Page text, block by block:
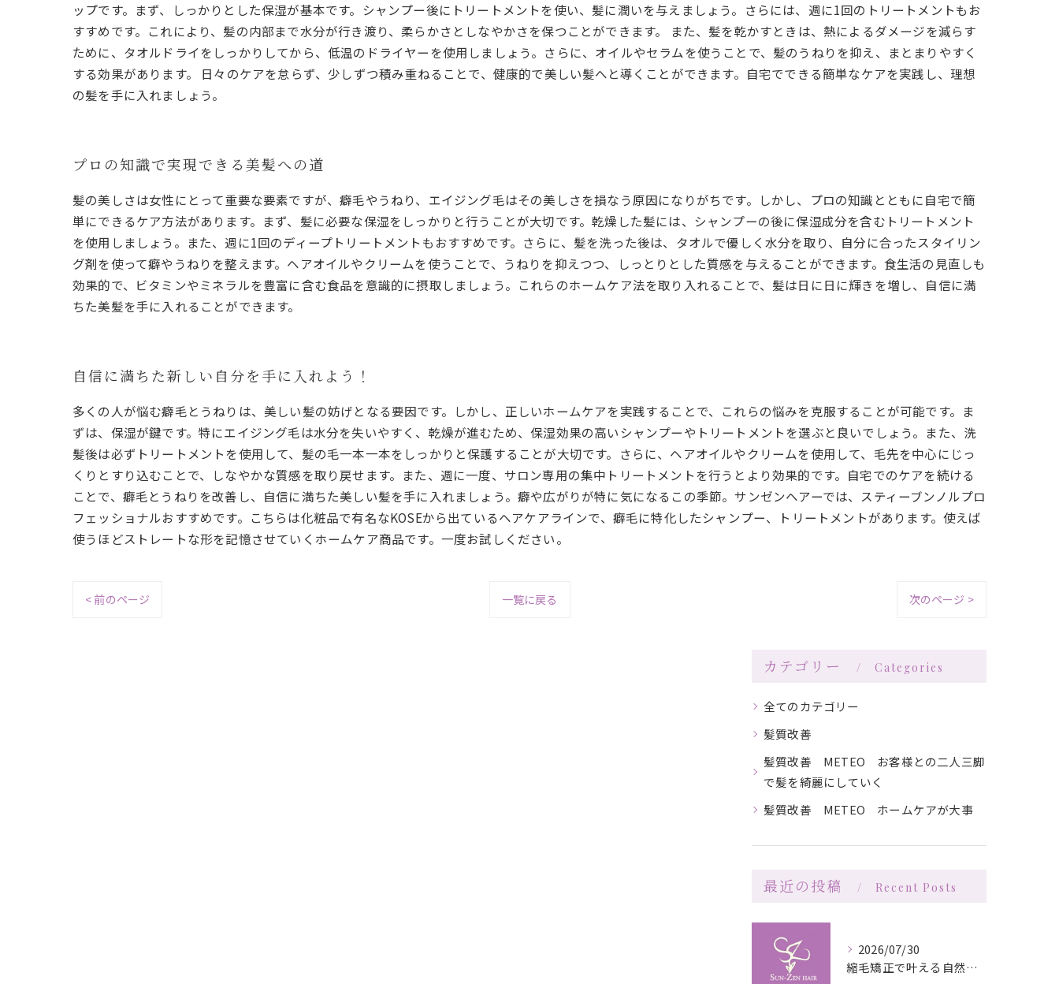
ップです。まず、しっかりとした保湿が基本です。シャンプー後にトリートメントを使い、髪に潤いを与えましょう。さらには、週に1回のトリートメントもお
すすめです。これにより、髪の内部まで水分が行き渡り、柔らかさとしなやかさを保つことができます。 また、髪を乾かすときは、熱によるダメージを減らす
ために、タオルドライをしっかりしてから、低温のドライヤーを使用しましょう。さらに、オイルやセラムを使うことで、髪のうねりを抑え、まとまりやすく
する効果があります。 日々のケアを怠らず、少しずつ積み重ねることで、健康的で美しい髪へと導くことができます。自宅でできる簡単なケアを実践し、理想
の髪を手に入れましょう。
プロの知識で実現できる美髪への道
髪の美しさは女性にとって重要な要素ですが、癖毛やうねり、エイジング毛はその美しさを損なう原因になりがちです。しかし、プロの知識とともに自宅で簡
単にできるケア方法があります。まず、髪に必要な保湿をしっかりと行うことが大切です。乾燥した髪には、シャンプーの後に保湿成分を含むトリートメント
を使用しましょう。また、週に1回のディープトリートメントもおすすめです。さらに、髪を洗った後は、タオルで優しく水分を取り、自分に合ったスタイリン
グ剤を使って癖やうねりを整えます。ヘアオイルやクリームを使うことで、うねりを抑えつつ、しっとりとした質感を与えることができます。食生活の見直しも
効果的で、ビタミンやミネラルを豊富に含む食品を意識的に摂取しましょう。これらのホームケア法を取り入れることで、髪は日に日に輝きを増し、自信に満
ちた美髪を手に入れることができます。
自信に満ちた新しい自分を手に入れよう！
多くの人が悩む癖毛とうねりは、美しい髪の妨げとなる要因です。しかし、正しいホームケアを実践することで、これらの悩みを克服することが可能です。ま
ずは、保湿が鍵です。特にエイジング毛は水分を失いやすく、乾燥が進むため、保湿効果の高いシャンプーやトリートメントを選ぶと良いでしょう。また、洗
髪後は必ずトリートメントを使用して、髪の毛一本一本をしっかりと保護することが大切です。さらに、ヘアオイルやクリームを使用して、毛先を中心にじっ
くりとすり込むことで、しなやかな質感を取り戻せます。また、週に一度、サロン専用の集中トリートメントを行うとより効果的です。自宅でのケアを続ける
ことで、癖毛とうねりを改善し、自信に満ちた美しい髪を手に入れましょう。癖や広がりが特に気になるこの季節。サンゼンヘアーでは、スティーブンノルプロ
フェッショナルおすすめです。こちらは化粧品で有名なKOSEから出ているヘアケアラインで、癖毛に特化したシャンプー、トリートメントがあります。使えば
使うほどストレートな形を記憶させていくホームケア商品です。一度お試しください。
< 前のページ 一覧に戻る 次のページ >
カテゴリー Categories
全てのカテゴリー
髪質改善
髪質改善 METEO お客様との二人三脚
で髪を綺麗にしていく
髪質改善 METEO ホームケアが大事
最近の投稿 Recent Posts
2026/07/30
縮毛矯正で叶える自然な艶としなやかさの秘訣